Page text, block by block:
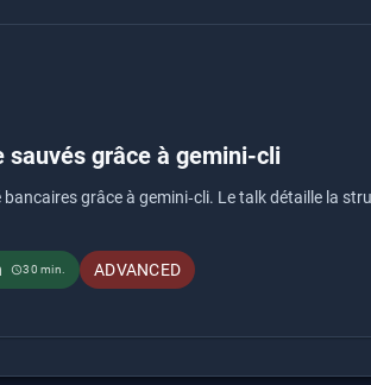
sauvés grâce à gemini-cli
grâce à gemini‑cli. Le talk détaille la
schedule30 min. ADVANCED